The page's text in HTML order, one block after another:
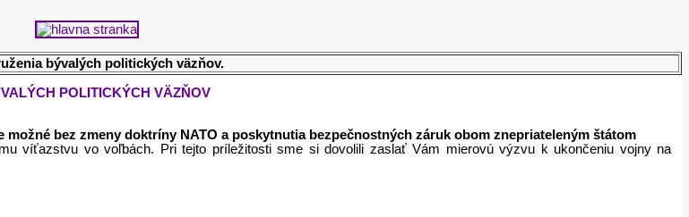
bývalých politických väzňov.
POLITICKÝCH VÄZŇOV
bez zmeny doktríny NATO a poskytnutia bezpečnostných záruk obom znepriateleným štátom
víťazstvu vo voľbách. Pri tejto príležitosti sme si dovolili zaslať Vám mierovú výzvu k ukončeniu vojny na